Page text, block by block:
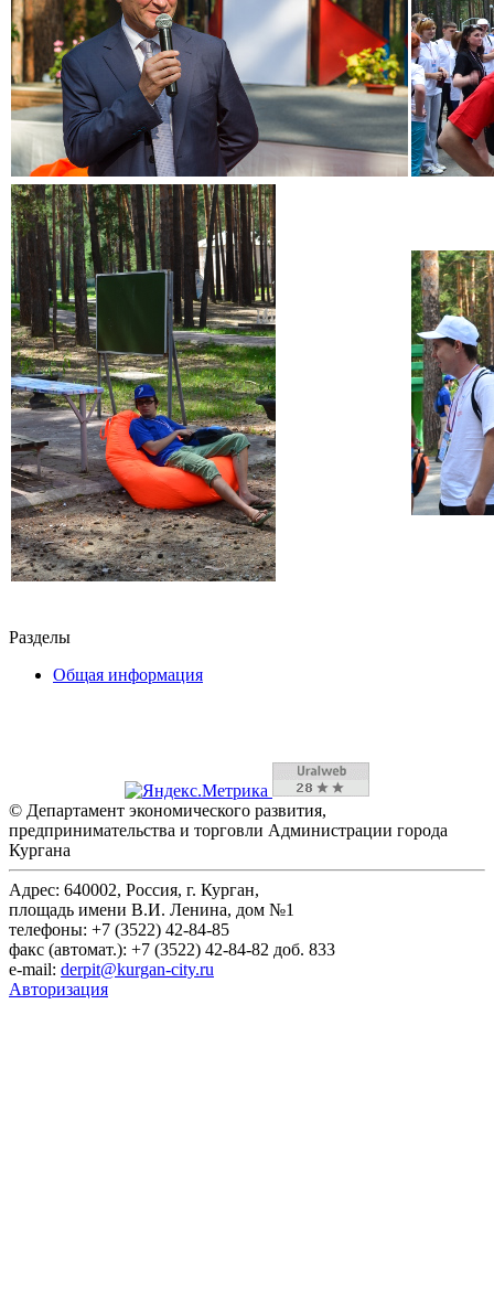
Разделы
Общая информация
© Департамент экономического развития,
предпринимательства и торговли Администрации города
Кургана
Адрес: 640002, Россия, г. Курган,
площадь имени В.И. Ленина, дом №1
телефоны: +7 (3522) 42-84-85
факс (автомат.): +7 (3522) 42-84-82 доб. 833
e-mail: derpit@kurgan-city.ru
Авторизация